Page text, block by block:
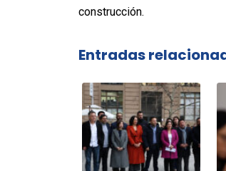
construcción.
Entradas